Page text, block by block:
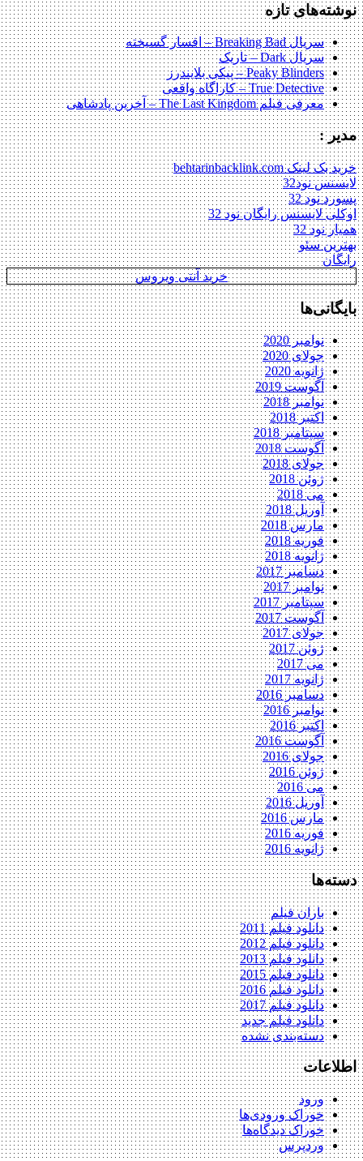
نوشته‌های تازه
سریال Breaking Bad – افسار گسیخته
سریال Dark – تاریک
Peaky Blinders – پیکی بلایندرز
True Detective – کاراگاه واقعی
معرفی فیلم The Last Kingdom – آخرین پادشاهی
مدیر :
خرید بک لینک behtarinbacklink.com
لایسنس نود32
پسورد نود 32
اوکلی لایسنس رایگان نود 32
همیار نود 32
بهترین سئو
رایگان
خرید آنتی ویروس
بایگانی‌ها
نوامبر 2020
جولای 2020
ژانویه 2020
آگوست 2019
نوامبر 2018
اکتبر 2018
سپتامبر 2018
آگوست 2018
جولای 2018
ژوئن 2018
می 2018
آوریل 2018
مارس 2018
فوریه 2018
ژانویه 2018
دسامبر 2017
نوامبر 2017
سپتامبر 2017
آگوست 2017
جولای 2017
ژوئن 2017
می 2017
ژانویه 2017
دسامبر 2016
نوامبر 2016
اکتبر 2016
آگوست 2016
جولای 2016
ژوئن 2016
می 2016
آوریل 2016
مارس 2016
فوریه 2016
ژانویه 2016
دسته‌ها
باران فیلم
دانلود فیلم 2011
دانلود فیلم 2012
دانلود فیلم 2013
دانلود فیلم 2015
دانلود فیلم 2016
دانلود فیلم 2017
دانلود فیلم جدید
دسته‌بندی نشده
اطلاعات
ورود
خوراک ورودی‌ها
خوراک دیدگاه‌ها
وردپرس